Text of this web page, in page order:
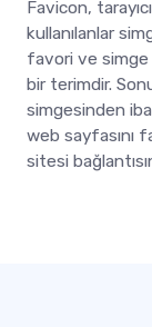
Favicon,
kullanılanlar
favori ve simge
bir terimdir.
simgesinden
web sayfasını
sitesi